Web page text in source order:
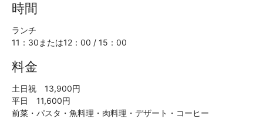
時間
ランチ
11：30または12：00 / 15：00
料金
土日祝 13,900円
平日 11,600円
前菜・パスタ・魚料理・肉料理・デザート・コーヒー